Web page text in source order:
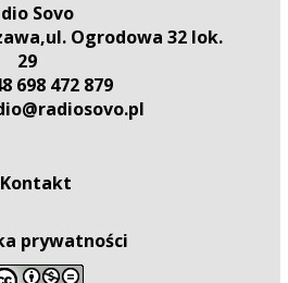
Sovo
Ogrodowa 32 lok.
29
698 472 879
Kontakt
prywatności